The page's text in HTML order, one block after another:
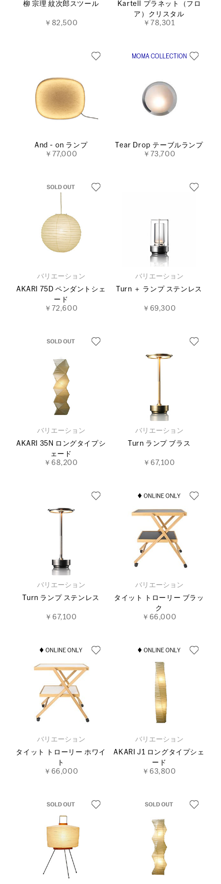
柳 宗理 紋次郎スツール
￥82,500
Kartell プラネット（フロ
ア）クリスタル
￥78,301
And - on ランプ
￥77,000
Tear Drop テーブルランプ
￥73,700
バリエーション
AKARI 75D ペンダントシェ
ード
￥72,600
バリエーション
Turn ＋ ランプ ステンレス
￥69,300
バリエーション
AKARI 35N ロングタイプシ
ェード
￥68,200
バリエーション
Turn ランプ ブラス
￥67,100
バリエーション
Turn ランプ ステンレス
￥67,100
バリエーション
タイット トローリー ブラッ
ク
￥66,000
バリエーション
タイット トローリー ホワイ
ト
￥66,000
バリエーション
AKARI J1 ロングタイプシェ
ード
￥63,800